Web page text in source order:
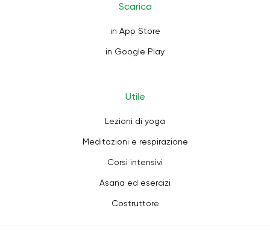
Scarica
in App Store
in Google Play
Utile
Lezioni di yoga
Meditazioni e respirazione
Corsi intensivi
Asana ed esercizi
Costruttore